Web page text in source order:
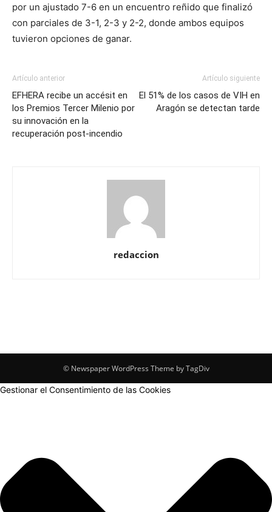
por un ajustado 7-6 en un encuentro reñido que finalizó
con parciales de 3-1, 2-3 y 2-2, donde ambos equipos
tuvieron opciones de ganar.
Artículo anterior
EFHERA recibe un accésit en
los Premios Tercer Milenio por
su innovación en la
recuperación post-incendio
Artículo siguiente
El 51% de los casos de VIH en
Aragón se detectan tarde
redaccion
© Newspaper WordPress Theme by TagDiv
Gestionar el Consentimiento de las Cookies